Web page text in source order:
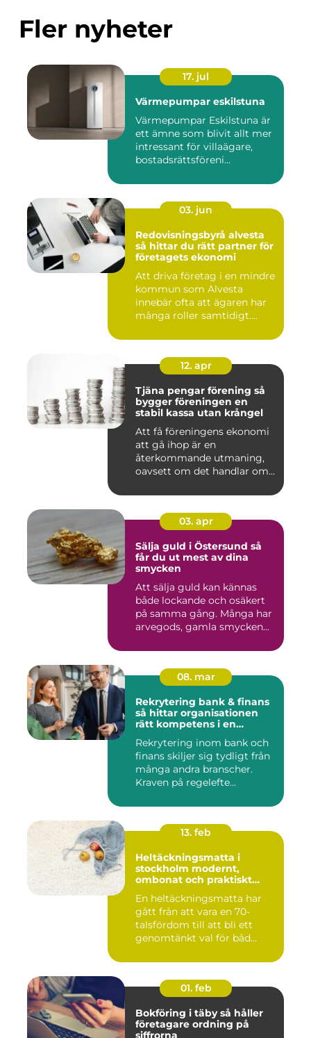
Fler nyheter
17. jul
Värmepumpar eskilstuna
Värmepumpar Eskilstuna är
ett ämne som blivit allt mer
intressant för villaägare,
bostadsrättsföreni...
03. jun
Redovisningsbyrå alvesta
så hittar du rätt partner för
företagets ekonomi
Att driva företag i en mindre
kommun som Alvesta
innebär ofta att ägaren har
många roller samtidigt....
12. apr
Tjäna pengar förening så
bygger föreningen en
stabil kassa utan krångel
Att få föreningens ekonomi
att gå ihop är en
återkommande utmaning,
oavsett om det handlar om
03. apr
Sälja guld i Östersund så
får du ut mest av dina
smycken
Att sälja guld kan kännas
både lockande och osäkert
på samma gång. Många har
arvegods, gamla smycken...
08. mar
Rekrytering bank & finans
så hittar organisationen
rätt kompetens i en
Rekrytering inom bank och
finans skiljer sig tydligt från
många andra branscher.
Kraven på regelefte...
13. feb
Heltäckningsmatta i
stockholm modernt,
ombonat och praktiskt
En heltäckningsmatta har
gått från att vara en 70-
talsfördom till att bli ett
genomtänkt val för båd...
01. feb
Bokföring i täby så håller
företagare ordning på
siffrorna